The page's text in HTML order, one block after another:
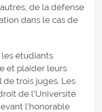
de la défense
dans le cas de
les étudiants
et plaider leurs
trois juges. Les
de l’Université
l’honorable